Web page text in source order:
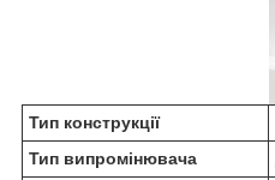
Тип конструкції
Тип випромінювача